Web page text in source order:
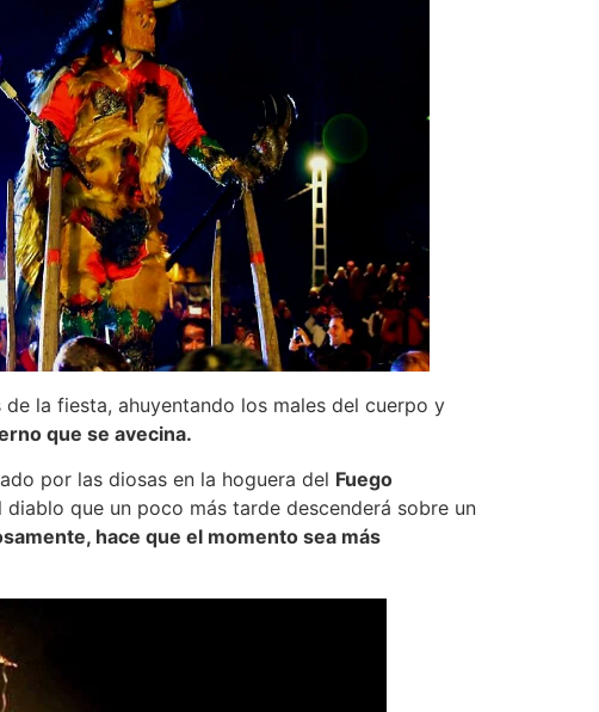
la fiesta, ahuyentando los males del cuerpo y
que se avecina.
por las diosas en la hoguera del Fuego
que un poco más tarde descenderá sobre un
hace que el momento sea más